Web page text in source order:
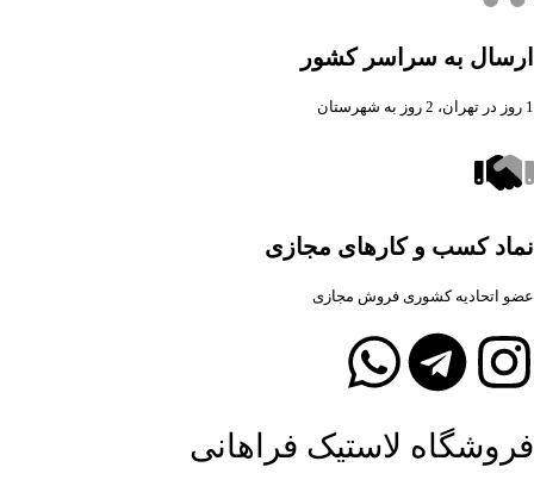
ارسال به سراسر کشور
1 روز در تهران، 2 روز به شهرستان
نماد کسب و کارهای مجازی
عضو اتحادیه کشوری فروش مجازی
فروشگاه لاستیک فراهانی